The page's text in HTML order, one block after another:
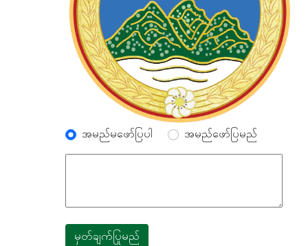
အမည်မဖော်ပြပါ အမည်ဖော်ပြမည်
မှတ်ချက်ပြုမည်